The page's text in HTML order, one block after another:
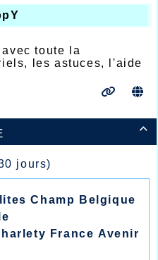

jours)
Champ Belgique
France Avenir
toute la
les astuces, l'aide